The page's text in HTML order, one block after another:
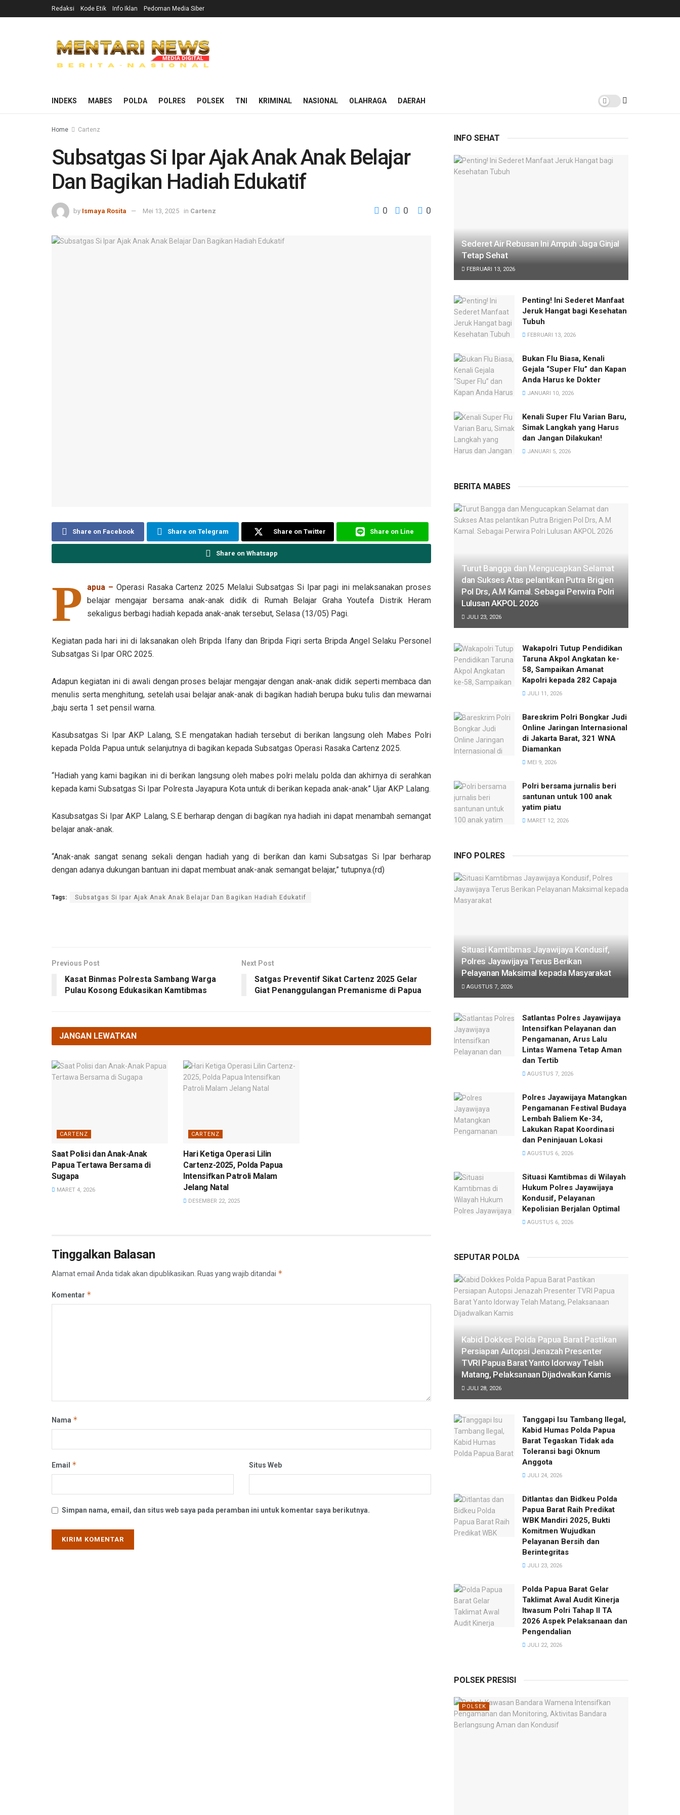
Redaksi Kode Etik Info Iklan Pedoman Media Siber
INDEKS MABES POLDA POLRES POLSEK TNI KRIMINAL NASIONAL OLAHRAGA DAERAH
Home Cartenz
Subsatgas Si Ipar Ajak Anak Anak Belajar
Dan Bagikan Hadiah Edukatif
by Ismaya Rosita Mei 13, 2025 in Cartenz 0 0 0
Share on Facebook Share on Telegram Share on Twitter Share on Line
Share on Whatsapp
P apua – Operasi Rasaka Cartenz 2025 Melalui Subsatgas Si Ipar pagi ini melaksanakan proses
belajar mengajar bersama anak-anak didik di Rumah Belajar Graha Youtefa Distrik Heram
sekaligus berbagi hadiah kepada anak-anak tersebut, Selasa (13/05) Pagi.
Kegiatan pada hari ini di laksanakan oleh Bripda Ifany dan Bripda Fiqri serta Bripda Angel Selaku Personel
Subsatgas Si Ipar ORC 2025.
Adapun kegiatan ini di awali dengan proses belajar mengajar dengan anak-anak didik seperti membaca dan
menulis serta menghitung, setelah usai belajar anak-anak di bagikan hadiah berupa buku tulis dan mewarnai
,baju serta 1 set pensil warna.
Kasubsatgas Si Ipar AKP Lalang, S.E mengatakan hadiah tersebut di berikan langsung oleh Mabes Polri
kepada Polda Papua untuk selanjutnya di bagikan kepada Subsatgas Operasi Rasaka Cartenz 2025.
“Hadiah yang kami bagikan ini di berikan langsung oleh mabes polri melalu polda dan akhirnya di serahkan
kepada kami Subsatgas Si Ipar Polresta Jayapura Kota untuk di berikan kepada anak-anak” Ujar AKP Lalang.
Kasubsatgas Si Ipar AKP Lalang, S.E berharap dengan di bagikan nya hadiah ini dapat menambah semangat
belajar anak-anak.
“Anak-anak sangat senang sekali dengan hadiah yang di berikan dan kami Subsatgas Si Ipar berharap
dengan adanya dukungan bantuan ini dapat membuat anak-anak semangat belajar,” tutupnya.(rd)
Tags: Subsatgas Si Ipar Ajak Anak Anak Belajar Dan Bagikan Hadiah Edukatif
Previous Post
Kasat Binmas Polresta Sambang Warga
Pulau Kosong Edukasikan Kamtibmas
Next Post
Satgas Preventif Sikat Cartenz 2025 Gelar
Giat Penanggulangan Premanisme di Papua
JANGAN LEWATKAN
CARTENZ
Saat Polisi dan Anak-Anak
Papua Tertawa Bersama di
Sugapa
MARET 4, 2026
CARTENZ
Hari Ketiga Operasi Lilin
Cartenz-2025, Polda Papua
Intensifkan Patroli Malam
Jelang Natal
DESEMBER 22, 2025
Tinggalkan Balasan
Alamat email Anda tidak akan dipublikasikan. Ruas yang wajib ditandai *
Komentar *
Nama *
Email * Situs Web
Simpan nama, email, dan situs web saya pada peramban ini untuk komentar saya berikutnya.
INFO SEHAT
Sederet Air Rebusan Ini Ampuh Jaga Ginjal
Tetap Sehat
FEBRUARI 13, 2026
Penting! Ini Sederet Manfaat
Jeruk Hangat bagi Kesehatan
Tubuh
FEBRUARI 13, 2026
Bukan Flu Biasa, Kenali
Gejala “Super Flu” dan Kapan
Anda Harus ke Dokter
JANUARI 10, 2026
Kenali Super Flu Varian Baru,
Simak Langkah yang Harus
dan Jangan Dilakukan!
JANUARI 5, 2026
BERITA MABES
Turut Bangga dan Mengucapkan Selamat
dan Sukses Atas pelantikan Putra Brigjen
Pol Drs, A.M Kamal. Sebagai Perwira Polri
Lulusan AKPOL 2026
JULI 23, 2026
Wakapolri Tutup Pendidikan
Taruna Akpol Angkatan ke-
58, Sampaikan Amanat
Kapolri kepada 282 Capaja
JULI 11, 2026
Bareskrim Polri Bongkar Judi
Online Jaringan Internasional
di Jakarta Barat, 321 WNA
Diamankan
MEI 9, 2026
Polri bersama jurnalis beri
santunan untuk 100 anak
yatim piatu
MARET 12, 2026
INFO POLRES
Situasi Kamtibmas Jayawijaya Kondusif,
Polres Jayawijaya Terus Berikan
Pelayanan Maksimal kepada Masyarakat
AGUSTUS 7, 2026
Satlantas Polres Jayawijaya
Intensifkan Pelayanan dan
Pengamanan, Arus Lalu
Lintas Wamena Tetap Aman
dan Tertib
AGUSTUS 7, 2026
Polres Jayawijaya Matangkan
Pengamanan Festival Budaya
Lembah Baliem Ke-34,
Lakukan Rapat Koordinasi
dan Peninjauan Lokasi
AGUSTUS 6, 2026
Situasi Kamtibmas di Wilayah
Hukum Polres Jayawijaya
Kondusif, Pelayanan
Kepolisian Berjalan Optimal
AGUSTUS 6, 2026
SEPUTAR POLDA
Kabid Dokkes Polda Papua Barat Pastikan
Persiapan Autopsi Jenazah Presenter
TVRI Papua Barat Yanto Idorway Telah
Matang, Pelaksanaan Dijadwalkan Kamis
JULI 28, 2026
Tanggapi Isu Tambang Ilegal,
Kabid Humas Polda Papua
Barat Tegaskan Tidak ada
Toleransi bagi Oknum
Anggota
JULI 24, 2026
Ditlantas dan Bidkeu Polda
Papua Barat Raih Predikat
WBK Mandiri 2025, Bukti
Komitmen Wujudkan
Pelayanan Bersih dan
Berintegritas
JULI 23, 2026
Polda Papua Barat Gelar
Taklimat Awal Audit Kinerja
Itwasum Polri Tahap II TA
2026 Aspek Pelaksanaan dan
Pengendalian
JULI 22, 2026
POLSEK PRESISI
POLSEK